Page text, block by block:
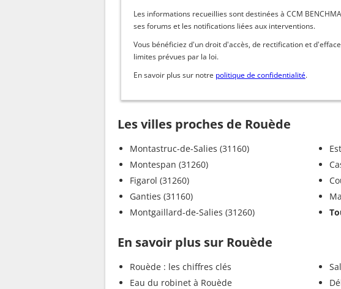
Les informations recueillies sont destinées à CCM
ses forums et les notifications liées aux interventions.
Vous bénéficiez d'un droit d'accès, de rectification et
limites prévues par la loi.
En savoir plus sur notre politique de confidentialité.
Les villes proches de Rouède
Montastruc-de-Salies (31160)
Montespan (31260)
Figarol (31260)
Ganties (31160)
Montgaillard-de-Salies (31260)
En savoir plus sur Rouède
Rouède : les chiffres clés
Eau du robinet à Rouède